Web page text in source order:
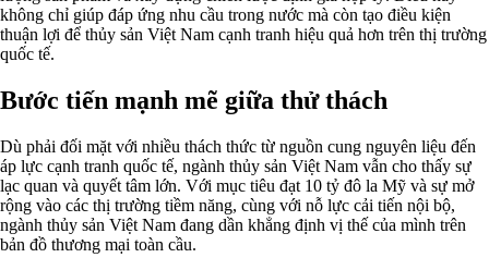
không chỉ giúp đáp ứng nhu cầu trong nước mà còn tạo điều kiện
thuận lợi để thủy sản Việt Nam cạnh tranh hiệu quả hơn trên thị trường
quốc tế.
Bước tiến mạnh mẽ giữa thử thách
Dù phải đối mặt với nhiều thách thức từ nguồn cung nguyên liệu đến
áp lực cạnh tranh quốc tế, ngành thủy sản Việt Nam vẫn cho thấy sự
lạc quan và quyết tâm lớn. Với mục tiêu đạt 10 tỷ đô la Mỹ và sự mở
rộng vào các thị trường tiềm năng, cùng với nỗ lực cải tiến nội bộ,
ngành thủy sản Việt Nam đang dần khẳng định vị thế của mình trên
bản đồ thương mại toàn cầu.